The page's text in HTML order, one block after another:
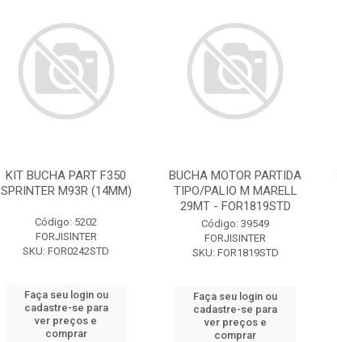
KIT BUCHA PART F350
SPRINTER M93R (14MM)
Código: 5202
FORJISINTER
SKU: FOR0242STD
Faça seu login ou
cadastre-se para
ver preços e
comprar
BUCHA MOTOR PARTIDA
TIPO/PALIO M MARELL
29MT - FOR1819STD
Código: 39549
FORJISINTER
SKU: FOR1819STD
Faça seu login ou
cadastre-se para
ver preços e
comprar